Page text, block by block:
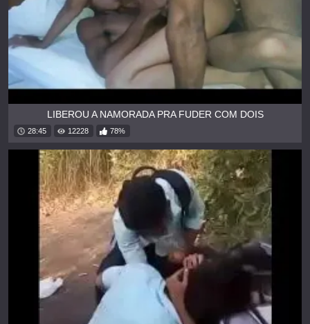
LIBEROU A NAMORADA PRA FUDER COM DOIS
28:45 12228 78%